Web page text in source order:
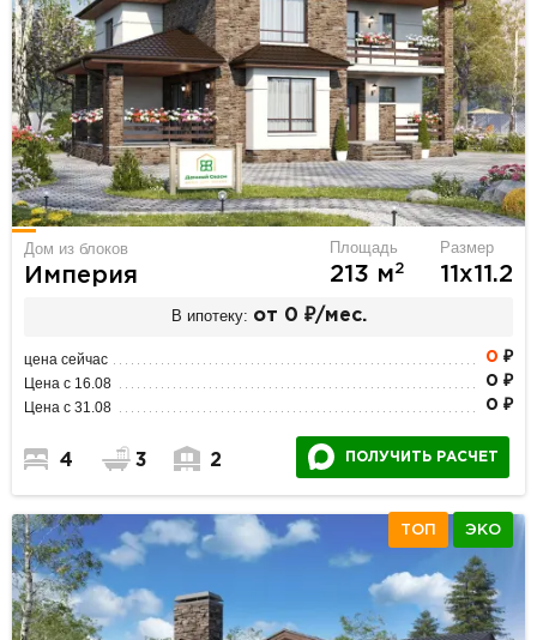
Дом из блоков
Империя
Площадь
213 м2
Размер
11х11.2
В ипотеку: от 0 ₽/мес.
цена сейчас 0 ₽
Цена с 16.08 0 ₽
Цена с 31.08 0 ₽
4 3 2 ПОЛУЧИТЬ РАСЧЕТ
ТОП ЭКО